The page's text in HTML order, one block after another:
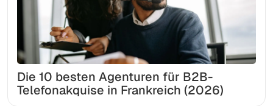
Die 10 besten Agenturen für B2B-
Telefonakquise in Frankreich (2026)